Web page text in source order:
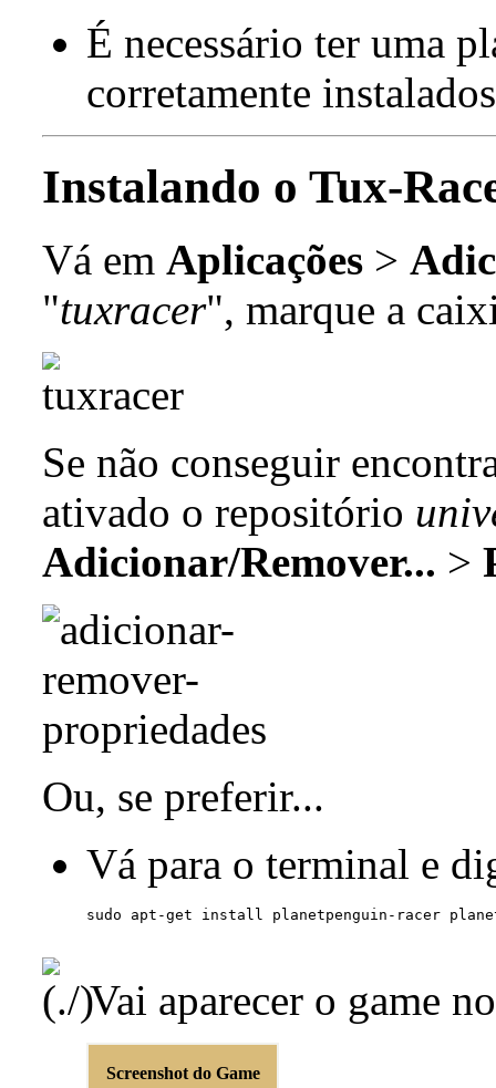
É necessário ter uma
corretamente
Instalando o Tux-
Vá em Aplicações >
"tuxracer", marque a
Se não conseguir
ativado o repositório
Adicionar/Remover... >
Ou, se preferir...
Vá para o terminal e
Vai aparecer o game
Screenshot do Game